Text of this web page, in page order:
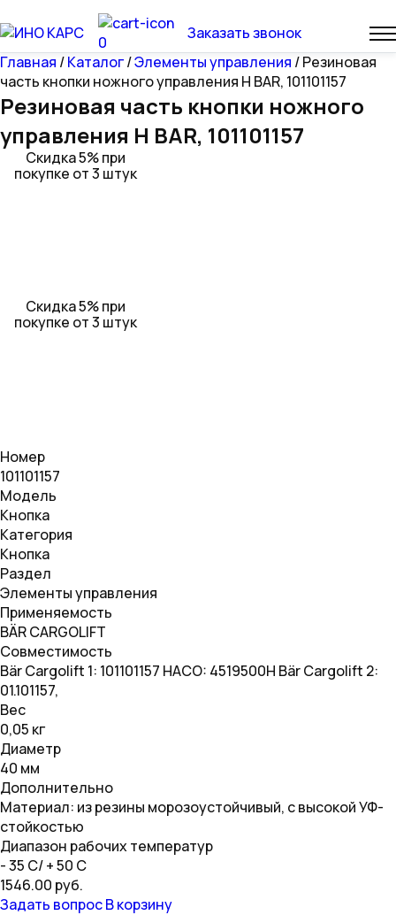
0
Заказать звонок
Главная /Каталог/Элементы управления / Резиновая
часть кнопки ножного управления H BAR, 101101157
Резиновая часть кнопки ножного
управления H BAR, 101101157
Скидка 5% при
покупке от 3 штук
Скидка 5% при
покупке от 3 штук
Номер
101101157
Модель
Кнопка
Категория
Кнопка
Раздел
Элементы управления
Применяемость
BÄR CARGOLIFT
Совместимость
Bär Cargolift 1: 101101157 HACO: 4519500H Bär Cargolift 2:
01.101157,
Вес
0,05 кг
Диаметр
40 мм
Дополнительно
Материал: из резины морозоустойчивый, с высокой УФ-
стойкостью
Диапазон рабочих температур
- 35 С/ + 50 С
1546.00 руб.
Задать вопросВ корзину